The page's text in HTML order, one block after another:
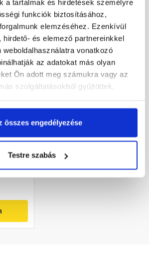
a tartalmak és hirdetések személyre
funkciók biztosításához,
elemzéséhez. Ezenkívül
hirdető- és elemező partnereinkkel
weboldalhasználatra vonatkozó
az adatokat más olyan
Ön adott meg számukra vagy az
szolgáltatásokból gyűjtöttek.
összes engedélyezése
Testre szabás